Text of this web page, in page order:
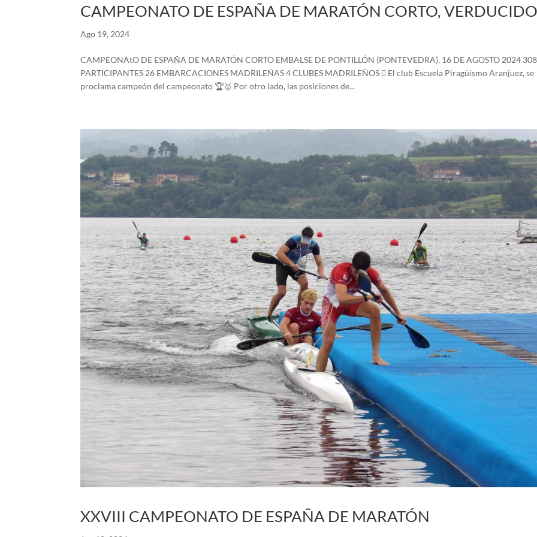
CAMPEONATO DE ESPAÑA DE MARATÓN CORTO,
Ago 19, 2024
CAMPEONAtO DE ESPAÑA DE MARATÓN CORTO EMBALSE DE PONTILLÓN (PONTEVEDRA), 16 DE AGOSTO 2024 308
PARTICIPANTES 26 EMBARCACIONES MADRILEÑAS 4 CLUBES MADRILEÑOS  El club Escuela Piragüismo Aranjuez, se
proclama campeón del campeonato 🏆🥇 Por otro lado, las posiciones de...
XXVIII CAMPEONATO DE ESPAÑA DE MARATÓN